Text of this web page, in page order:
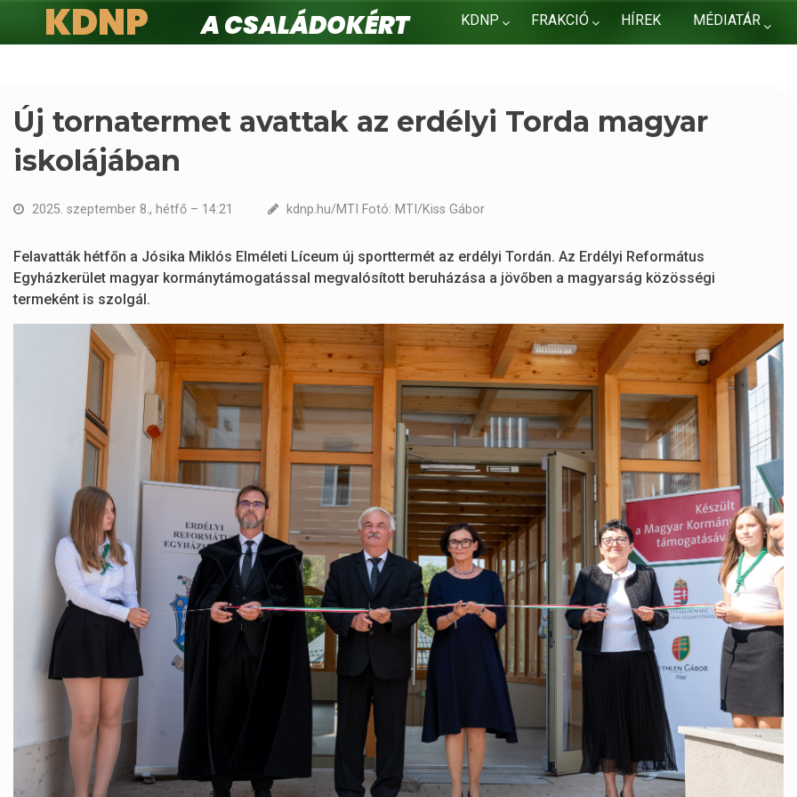
KDNP FRAKCIÓ HÍREK MÉDIATÁR
KDNP
A családokért.
Új tornatermet avattak az erdélyi Torda magyar
iskolájában
2025. szeptember 8., hétfő – 14:21 kdnp.hu/MTI Fotó: MTI/Kiss Gábor
Felavatták hétfőn a Jósika Miklós Elméleti Líceum új sporttermét az erdélyi Tordán. Az Erdélyi Református
Egyházkerület magyar kormánytámogatással megvalósított beruházása a jövőben a magyarság közösségi
termeként is szolgál.